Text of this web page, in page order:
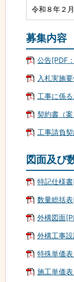
令和８年２
募集内容
公告[PDF
入札実施
工事に係
契約書（
工事請負
図面及び
特記仕様
数量総括
外構図面
外構工事
特殊単価
施工単価